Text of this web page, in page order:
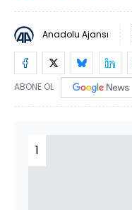
Anadolu Ajansı
ABONE OL
1